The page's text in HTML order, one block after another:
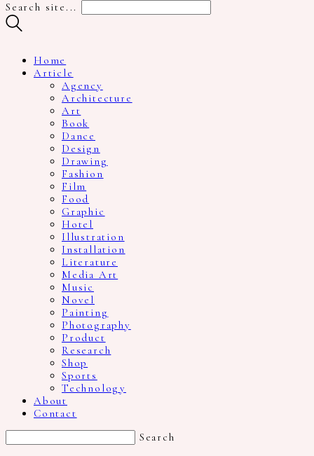
Search site...
Home
Article
Agency
Architecture
Art
Book
Dance
Design
Drawing
Fashion
Film
Food
Graphic
Hotel
Illustration
Installation
Literature
Media Art
Music
Novel
Painting
Photography
Product
Research
Shop
Sports
Technology
About
Contact
Search